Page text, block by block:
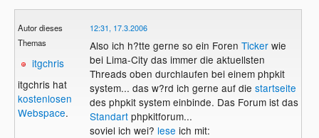
Autor dieses
Themas
itgchris
itgchris hat
kostenlosen
Webspace.
12:31, 17.3.2006
Also ich h?tte gerne so ein Foren Tickerwie
bei Lima-City das immer die aktuellsten
Threads oben durchlaufen bei einem phpkit
system... das w?rd ich gerne auf die startseite
des phpkit system einbinde. Das Forum ist das
Standartphpkitforum...
soviel ich wei? lese ich mit: